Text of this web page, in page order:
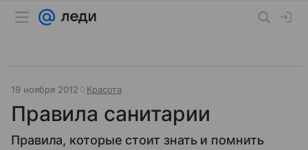
19 ноября 2012 Красота
Правила санитарии
Правила, которые стоит знать и помнить